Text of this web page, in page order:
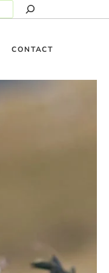
CONTACT